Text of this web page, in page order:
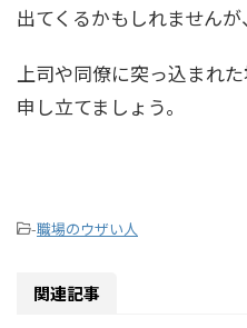
出てくるかもしれませんが
上司や同僚に突っ込まれ
申し立てましょう。
-職場のウザい人
関連記事